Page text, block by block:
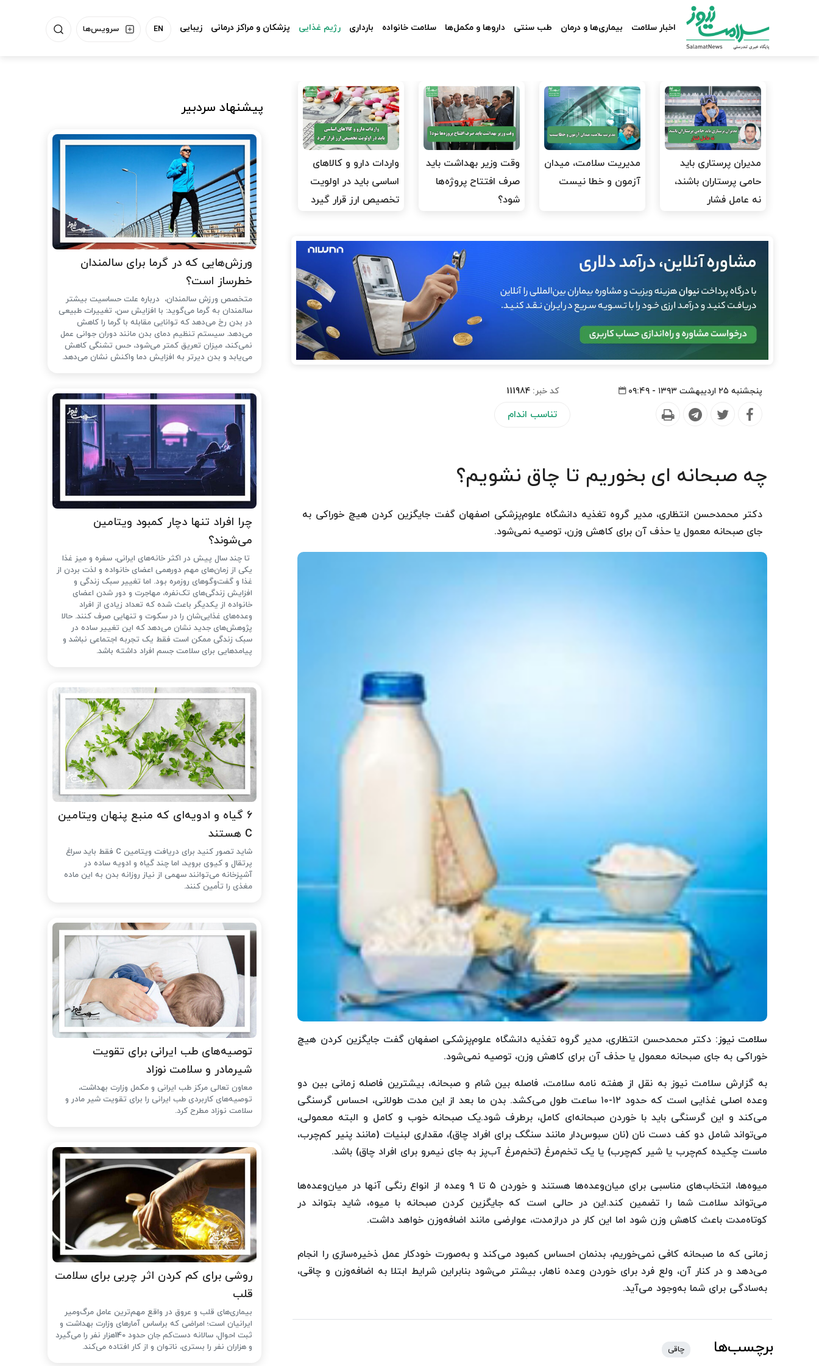
سرویس‌ها EN اخبار سلامت بیماری‌ها و درمان طب سنتی داروها و مکمل‌ها سلامت خانواده بارداری رژیم غذایی پزشکان و مراکز درمانی زیبایی
مدیران پرستاری باید
حامی پرستاران باشند،
نه عامل فشار
مدیریت سلامت، میدان
آزمون و خطا نیست
وقت وزیر بهداشت باید
صرف افتتاح پروژه‌ها
شود؟
واردات دارو و کالاهای
اساسی باید در اولویت
تخصیص ارز قرار گیرد
پنجشنبه ۲۵ اردیبهشت ۱۳۹۳ - ۰۹:۴۹ کد خبر:111984
تناسب اندام
چه صبحانه ای بخوریم تا چاق نشویم؟
دکتر محمدحسن انتظاری، مدیر گروه تغذیه دانشگاه علوم‌پزشکی اصفهان گفت جایگزین کردن هیچ خوراکی به
جای صبحانه معمول یا حذف آن برای کاهش وزن، توصیه نمی‌شود.
سلامت نیوز: دکتر محمدحسن انتظاری، مدیر گروه تغذیه دانشگاه علوم‌پزشکی اصفهان گفت جایگزین کردن هیچ
خوراکی به جای صبحانه معمول یا حذف آن برای کاهش وزن، توصیه نمی‌شود.
به گزارش سلامت نیوز به نقل از هفته نامه سلامت، فاصله‌ بین شام و صبحانه، بیشترین فاصله زمانی بین دو
وعده اصلی غذایی است که حدود ۱۲-۱۰ ساعت طول می‌کشد. بدن ما بعد از این مدت طولانی، ‌احساس گرسنگی
می‌کند و این گرسنگی باید با خوردن صبحانه‌ای کامل، برطرف شود.یک صبحانه خوب و کامل و البته معمولی،
می‌تواند شامل دو کف دست نان (نان سبوس‌دار مانند سنگک برای افراد چاق)،‌ مقداری لبنیات (مانند پنیر کم‌چرب،
ماست چکیده کم‌چرب یا شیر کم‌چرب) یا یک تخم‌مرغ (تخم‌مرغ آب‌پز به جای نیمرو برای افراد چاق) باشد.
میوه‌ها، انتخاب‌های مناسبی برای میان‌وعده‌ها هستند و خوردن ۵ تا ۹ وعده از انواع رنگی آنها در میان‌وعده‌ها
می‌تواند سلامت شما را تضمین کند.این در حالی است که جایگزین کردن صبحانه با میوه، شاید بتواند در
کوتاه‌مدت باعث کاهش وزن شود اما این کار در درازمدت، عوارضی مانند اضافه‌وزن خواهد داشت.
زمانی که ما صبحانه کافی نمی‌خوریم، بدنمان احساس کمبود می‌کند و ‌به‌صورت خودکار عمل ذخیره‌سازی را انجام
می‌دهد و در کنار آن، ولع فرد برای خوردن وعده ناهار، بیشتر می‌شود بنابراین شرایط ابتلا به اضافه‌وزن و چاقی،
به‌سادگی برای شما به‌وجود می‌آید.
برچسب‌ها چاقی
پیشنهاد سردبیر
ورزش‌هایی که در گرما برای سالمندان
خطرساز است؟
متخصص ورزش سالمندان، درباره علت حساسیت بیشتر
سالمندان به گرما می‌گوید: با افزایش سن، تغییرات طبیعی
در بدن رخ می‌دهد که توانایی مقابله با گرما را کاهش
می‌دهد. سیستم تنظیم دمای بدن مانند دوران جوانی عمل
نمی‌کند، میزان تعریق کمتر می‌شود، حس تشنگی کاهش
می‌یابد و بدن دیرتر به افزایش دما واکنش نشان می‌دهد.
چرا افراد تنها دچار کمبود ویتامین
می‌شوند؟
تا چند سال پیش در اکثر خانه‌های ایرانی، سفره و میز غذا
یکی از زمان‌های مهم دورهمی اعضای خانواده و لذت بردن از
غذا و گفت‌وگوهای روزمره بود. اما تغییر سبک زندگی و
افزایش زندگی‌های تک‌نفره، مهاجرت و دور شدن اعضای
خانواده از یکدیگر باعث شده که تعداد زیادی از افراد
وعده‌های غذایی‌شان را در سکوت و تنهایی صرف کنند. حالا
پژوهش‌های جدید نشان می‌دهد که این تغییر ساده در
سبک زندگی ممکن است فقط یک تجربه اجتماعی نباشد و
پیامدهایی برای سلامت جسم افراد داشته باشد.
۶ گیاه و ادویه‌ای که منبع پنهان ویتامین
C هستند
شاید تصور کنید برای دریافت ویتامین C فقط باید سراغ
پرتقال و کیوی بروید، اما چند گیاه و ادویه ساده در
آشپزخانه می‌توانند سهمی از نیاز روزانه بدن به این ماده
مغذی را تأمین کنند.
توصیه‌های طب ایرانی برای تقویت
شیرمادر و سلامت نوزاد
معاون تعالی مرکز طب ایرانی و مکمل وزارت بهداشت،
توصیه‌های کاربردی طب ایرانی را برای تقویت شیر مادر و
سلامت نوزاد مطرح کرد.
روشی برای کم کردن اثر چربی برای سلامت
قلب
بیماری‌های قلب و عروق در واقع مهم‌ترین عامل مرگ‌ومیر
ایرانیان است؛ امراضی که براساس آمارهای وزارت بهداشت و
ثبت احوال، سالانه دست‌کم جان حدود 140هزار نفر را می‌گیرد
و هزاران نفر را بستری، ناتوان و از کار افتاده می‌کند.